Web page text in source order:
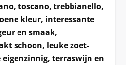
toscano, trebbianello,
kleur, interessante
en smaak,
schoon, leuke zoet-
eigenzinnig, terraswijn en